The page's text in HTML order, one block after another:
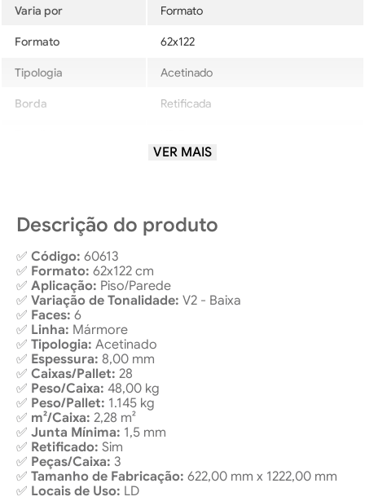
Varia por Formato
Formato 62x122
Tipologia Acetinado
Borda Retificada
VER MAIS
Descrição do produto
✅ Código: 60613
✅ Formato: 62x122 cm
✅ Aplicação: Piso/Parede
✅ Variação de Tonalidade: V2 - Baixa
✅ Faces: 6
✅ Linha: Mármore
✅ Tipologia: Acetinado
✅ Espessura: 8,00 mm
✅ Caixas/Pallet: 28
✅ Peso/Caixa: 48,00 kg
✅ Peso/Pallet: 1.145 kg
✅ m²/Caixa: 2,28 m²
✅ Junta Mínima: 1,5 mm
✅ Retificado: Sim
✅ Peças/Caixa: 3
✅ Tamanho de Fabricação: 622,00 mm x 1222,00 mm
✅ Locais de Uso: LD